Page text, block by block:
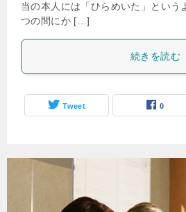
当の本人には「ひらめいた」という
つの間にか […]
続きを読む
Tweet 0